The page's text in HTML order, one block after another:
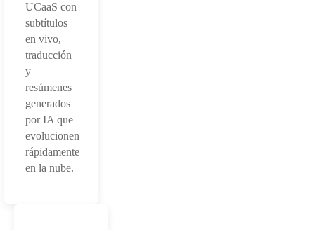
UCaaS con
subtítulos
en vivo,
traducción
y
resúmenes
generados
por IA que
evolucionen
rápidamente
en la nube.